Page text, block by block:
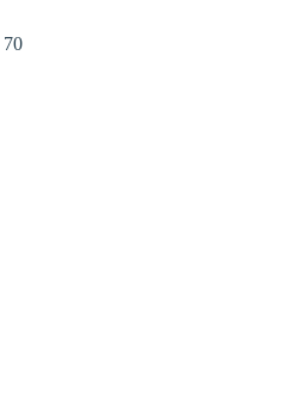
70